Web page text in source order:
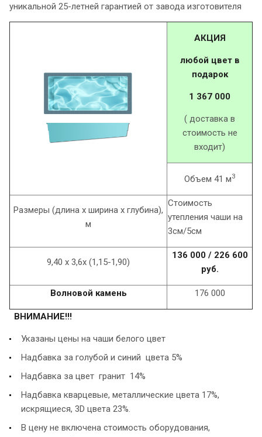
уникальной 25-летней гарантией от завода изготовителя
АКЦИЯ
любой цвет в
подарок
1 367 000
( доставка в
стоимость не
входит)
Объем 41 м3
Размеры (длина х ширина х глубина),
м
Стоимость
утепления чаши на
3см/5см
9,40 х 3,6х (1,15-1,90)
136 000 / 226 600
руб.
Волновой камень 176 000
ВНИМАНИЕ!!!
Указаны цены на чаши белого цвет
Надбавка за голубой и синий цвета 5%
Надбавка за цвет гранит 14%
Надбавка кварцевые, металлические цвета 17%,
искрящиеся, 3D цвета 23%.
В цену не включена стоимость оборудования,